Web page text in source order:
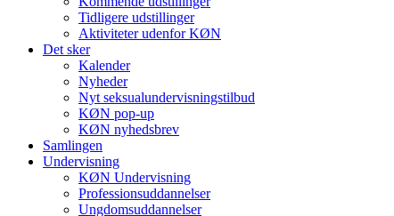
Tidligere udstillinger
Aktiviteter udenfor KØN
Det sker
Kalender
Nyheder
Nyt seksualundervisningstilbud
KØN pop-up
KØN nyhedsbrev
Samlingen
Undervisning
KØN Undervisning
Professionsuddannelser
Ungdomsuddannelser